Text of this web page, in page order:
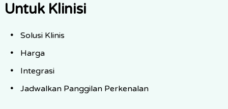
Untuk Klinisi
Solusi Klinis
Harga
Integrasi
Jadwalkan Panggilan Perkenalan